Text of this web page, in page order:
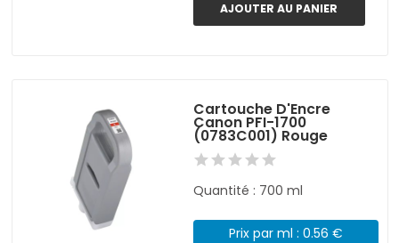
AJOUTER AU PANIER
Cartouche D'Encre
Canon PFI-1700
(0783C001) Rouge
Quantité : 700 ml
Prix par ml : 0.56 €